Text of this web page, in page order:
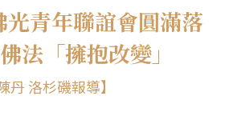
青年聯誼會圓滿落
「擁抱改變」
丹 洛杉磯報導】